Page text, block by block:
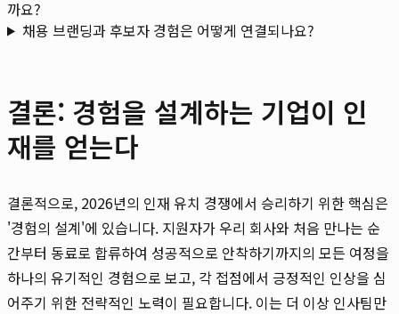
까요?
채용 브랜딩과 후보자 경험은 어떻게 연결되나요?
결론: 경험을 설계하는 기업이 인
재를 얻는다
결론적으로, 2026년의 인재 유치 경쟁에서 승리하기 위한 핵심은
'경험의 설계'에 있습니다. 지원자가 우리 회사와 처음 만나는 순
간부터 동료로 합류하여 성공적으로 안착하기까지의 모든 여정을
하나의 유기적인 경험으로 보고, 각 접점에서 긍정적인 인상을 심
어주기 위한 전략적인 노력이 필요합니다. 이는 더 이상 인사팀만